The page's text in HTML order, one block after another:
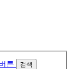
검색